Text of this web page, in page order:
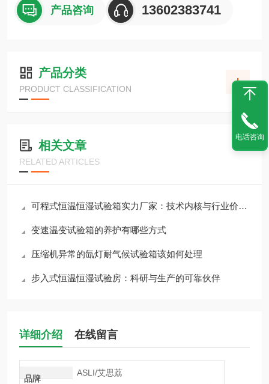
产品咨询 13602383741
产品分类
PRODUCT CLASSIFICATION
相关文章
RELATED ARTICLES
可程式恒温恒湿试验箱实力厂家：技术内核与行业价值深度解析
变速温变试验箱的养护有哪些方式
压缩机异常的氙灯耐气候试验箱该如何处理
步入式恒温恒湿试验房：科研与生产的可靠伙伴
详细介绍 在线留言
品牌
ASLI/艾思荔
电话咨询